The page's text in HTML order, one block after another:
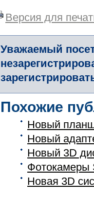
Версия для
Уважаемый
Похожие
Новый
Новый
Новый 3D
Фотокамеры
Новая 3D